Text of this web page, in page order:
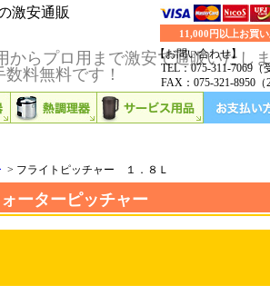
激安通販
からプロ用まで激安で通販いたし
料無料です！
> フライトピッチャー １．８Ｌ
ーターピッチャー
11,000円以上お買
【お問い合わせ】
TEL：075-311-7069（
FAX：075-321-8950